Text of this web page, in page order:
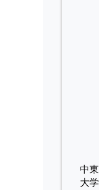
中
⼤